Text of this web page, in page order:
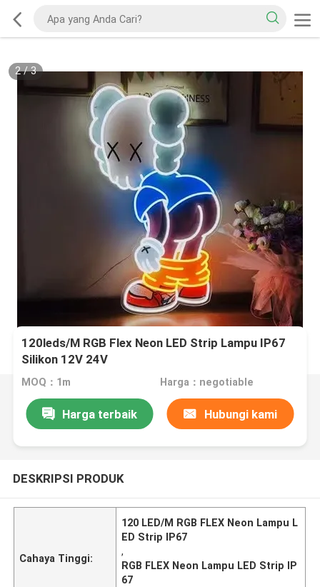
2/3
120leds/M RGB Flex Neon LED Strip Lampu IP67
Silikon 12V 24V
MOQ：1m Harga：negotiable
Harga terbaik Hubungi kami
DESKRIPSI PRODUK
Cahaya Tinggi:
120 LED/M RGB FLEX Neon Lampu L
ED Strip IP67
,
RGB FLEX Neon Lampu LED Strip IP
67